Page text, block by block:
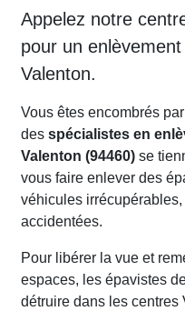
Appelez notre
pour un
Valenton.
Vous êtes encombrés
des spécialistes en
Valenton (94460) se
vous faire enlever des
véhicules
accidentées.
Pour libérer la vue et
espaces, les épavistes
détruire dans les centres